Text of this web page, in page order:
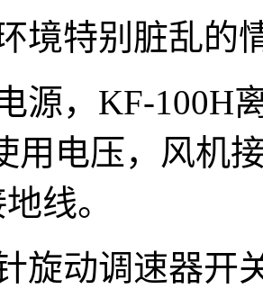
境特别脏乱的
源，KF-100H
用电压，风机
线。
旋动调速器开